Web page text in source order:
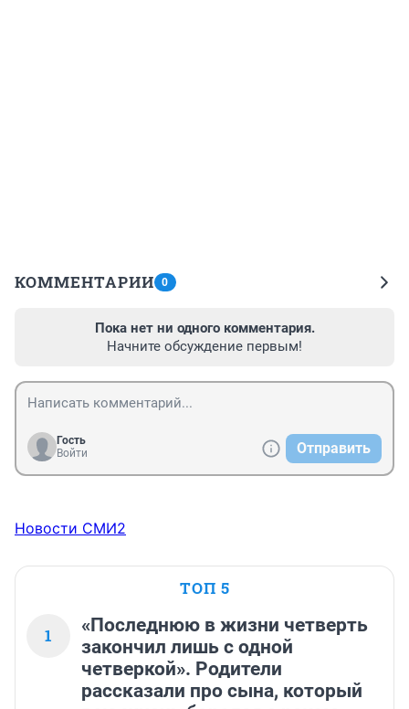
КОММЕНТАРИИ 0
Пока нет ни одного комментария.
Начните обсуждение первым!
Гость
Войти
Отправить
Новости СМИ2
ТОП 5
1
«Последнюю в жизни четверть
закончил лишь с одной
четверкой». Родители
рассказали про сына, который